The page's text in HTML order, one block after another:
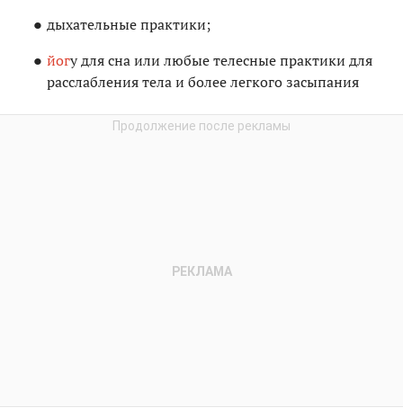
дыхательные практики;
йогу для сна или любые телесные практики для
расслабления тела и более легкого засыпания